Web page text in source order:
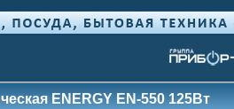
ENERGY EN-550 125Вт